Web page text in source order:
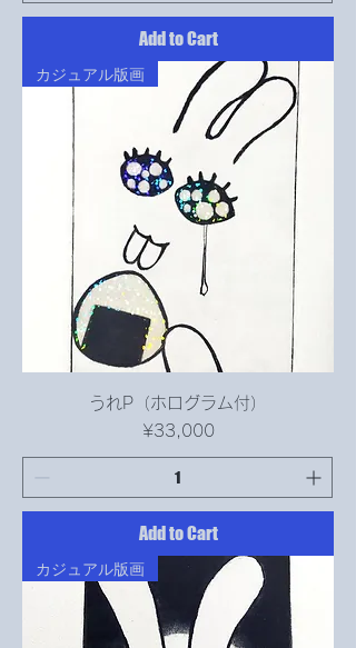
Add to Cart
カジュアル版画
うれP（ホログラム付）
Price
¥33,000
Add to Cart
カジュアル版画